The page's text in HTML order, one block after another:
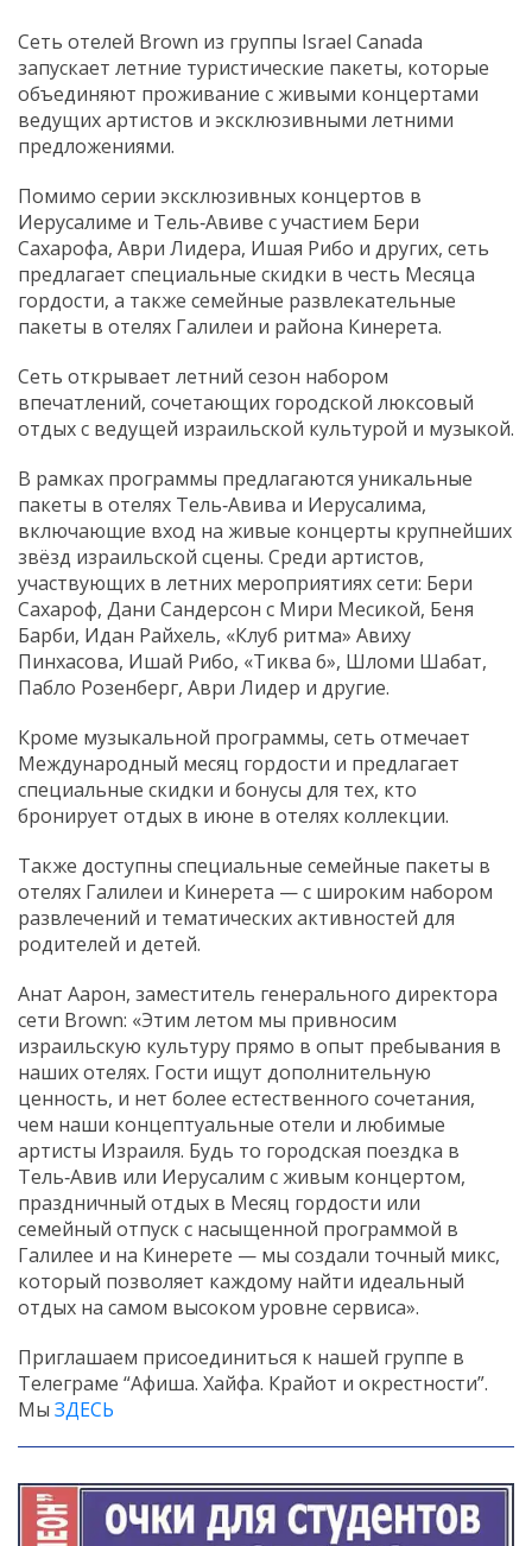
Сеть отелей Brown из группы Israel Canada
запускает летние туристические пакеты, которые
объединяют проживание с живыми концертами
ведущих артистов и эксклюзивными летними
предложениями.
Помимо серии эксклюзивных концертов в
Иерусалиме и Тель‑Авиве с участием Бери
Сахарофа, Аври Лидера, Ишая Рибо и других, сеть
предлагает специальные скидки в честь Месяца
гордости, а также семейные развлекательные
пакеты в отелях Галилеи и района Кинерета.
Сеть открывает летний сезон набором
впечатлений, сочетающих городской люксовый
отдых с ведущей израильской культурой и музыкой.
В рамках программы предлагаются уникальные
пакеты в отелях Тель‑Авива и Иерусалима,
включающие вход на живые концерты крупнейших
звёзд израильской сцены. Среди артистов,
участвующих в летних мероприятиях сети: Бери
Сахароф, Дани Сандерсон с Мири Месикой, Беня
Барби, Идан Райхель, «Клуб ритма» Авиху
Пинхасова, Ишай Рибо, «Тиква 6», Шломи Шабат,
Пабло Розенберг, Аври Лидер и другие.
Кроме музыкальной программы, сеть отмечает
Международный месяц гордости и предлагает
специальные скидки и бонусы для тех, кто
бронирует отдых в июне в отелях коллекции.
Также доступны специальные семейные пакеты в
отелях Галилеи и Кинерета — с широким набором
развлечений и тематических активностей для
родителей и детей.
Анат Аарон, заместитель генерального директора
сети Brown: «Этим летом мы привносим
израильскую культуру прямо в опыт пребывания в
наших отелях. Гости ищут дополнительную
ценность, и нет более естественного сочетания,
чем наши концептуальные отели и любимые
артисты Израиля. Будь то городская поездка в
Тель‑Авив или Иерусалим с живым концертом,
праздничный отдых в Месяц гордости или
семейный отпуск с насыщенной программой в
Галилее и на Кинерете — мы создали точный микс,
который позволяет каждому найти идеальный
отдых на самом высоком уровне сервиса».
Приглашаем присоединиться к нашей группе в
Телеграме “Афиша. Хайфа. Крайот и окрестности”.
Мы ЗДЕСЬ